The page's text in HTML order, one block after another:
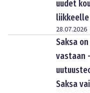
uudet
liikkeelle
28.07.2026
Saksa
vastaan
Saksa